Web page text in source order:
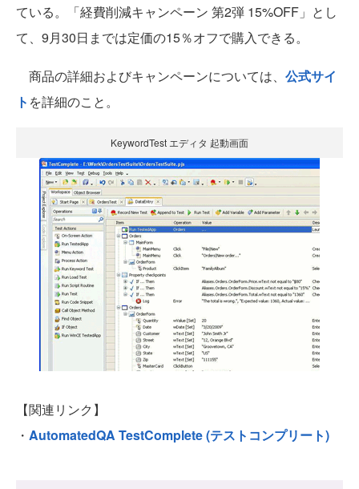
ている。「経費削減キャンペーン 第2弾 15%OFF」とし
て、9月30日までは定価の15％オフで購入できる。
商品の詳細およびキャンペーンについては、 公式サイ
ト を詳細のこと。
KeywordTest エディタ 起動画面
【関連リンク】
・ AutomatedQA TestComplete (テストコンプリート)